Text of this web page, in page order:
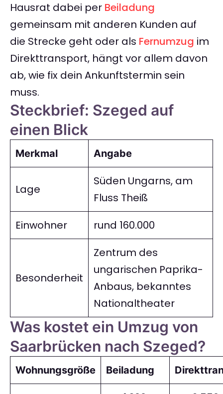
Hausrat dabei per Beiladung
gemeinsam mit anderen Kunden auf
die Strecke geht oder als Fernumzug im
Direkttransport, hängt vor allem davon
ab, wie fix dein Ankunftstermin sein
muss.
Steckbrief: Szeged auf
einen Blick
Merkmal Angabe
Lage
Süden Ungarns, am
Fluss Theiß
Einwohner
rund 160.000
Besonderheit
Zentrum des
ungarischen Paprika-
Anbaus, bekanntes
Nationaltheater
Was kostet ein Umzug von
Saarbrücken nach Szeged?
Wohnungsgröße Beiladung